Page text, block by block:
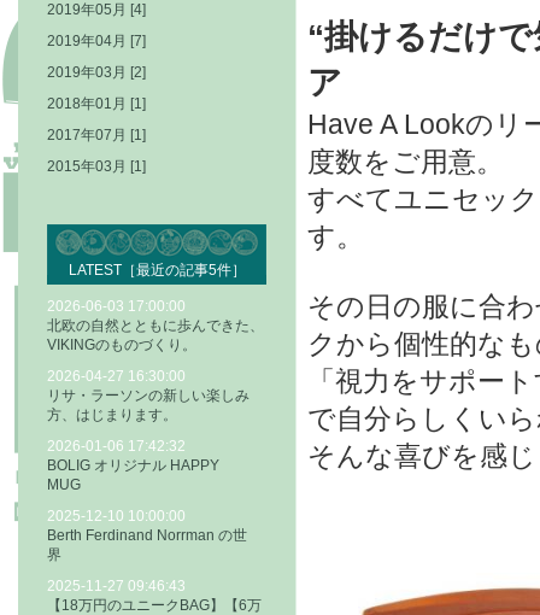
“掛けるだけ
ア
Have A Lookのリ
度数をご用意。
すべてユニセッ
す。
その日の服に合
クから個性的な
「視力をサポー
で自分らしくい
そんな喜びを感
2019年05月 [4]
2019年04月 [7]
2019年03月 [2]
2018年01月 [1]
2017年07月 [1]
2015年03月 [1]
LATEST［最近の記事5件］
2026-06-03 17:00:00
北欧の自然とともに歩んできた、
VIKINGのものづくり。
2026-04-27 16:30:00
リサ・ラーソンの新しい楽しみ
方、はじまります。
2026-01-06 17:42:32
BOLIG オリジナル HAPPY
MUG
2025-12-10 10:00:00
Berth Ferdinand Norrman の世
界
2025-11-27 09:46:43
【18万円のユニークBAG】【6万